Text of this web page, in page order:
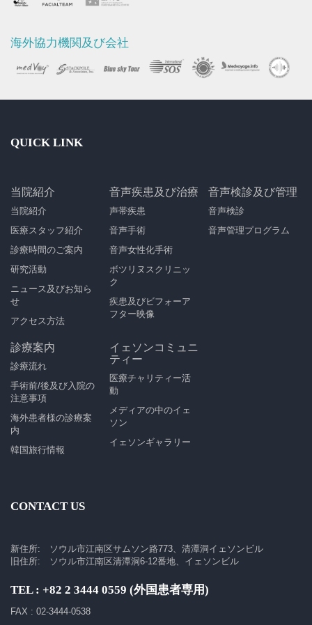
海外協力機関及び会社
QUICK LINK
当院紹介
当院紹介
医療スタッフ紹介
診療時間のご案内
研究活動
ニュース及びお知ら
せ
アクセス方法
音声疾患及び治療
声帯疾患
音声手術
音声女性化手術
ボツリヌスクリニッ
ク
疾患及びビフォーア
フター映像
音声検診及び管理
音声検診
音声管理プログラム
診療案内
診療流れ
手術前/後及び入院の
注意事項
海外患者様の診療案
内
韓国旅行情報
イェソンコミュニ
ティー
医療チャリティー活
動
メディアの中のイェ
ソン
イェソンギャラリー
CONTACT US
新住所: ソウル市江南区サムソン路773、清潭洞イェソンビル
旧住所: ソウル市江南区清潭洞6-12番地、イェソンビル
TEL : +82 2 3444 0559 (外国患者専用)
FAX : 02-3444-0538